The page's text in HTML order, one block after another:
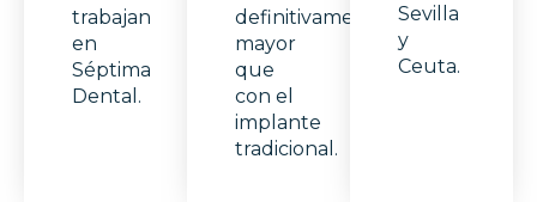
trabajan
en
Séptima
Dental.
definitivamente
mayor
que
con el
implante
tradicional.
Sevilla
y
Ceuta.